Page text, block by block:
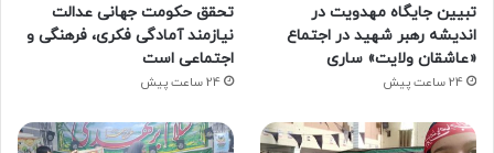
تبیین جایگاه مهدویت در
اندیشه رهبر شهید در اجتماع
«عاشقان ولایت» ساری
24 ساعت پیش
تحقق حکومت جهانی عدالت
نیازمند آمادگی فکری، فرهنگی و
اجتماعی است
24 ساعت پیش